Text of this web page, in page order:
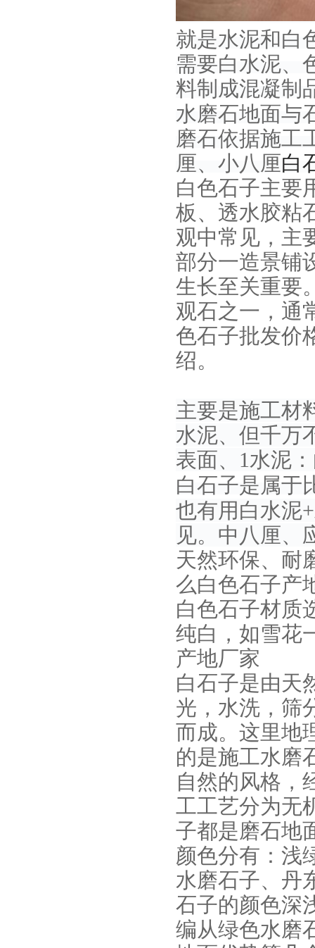
就是水泥和白
需要白水泥、
料制成混凝制
水磨石地面与
磨石依据施工
厘、小八厘白
白色石子主要
板、透水胶粘
观中常见，主
部分一造景铺
生长至关重要
观石之一，通
色石子批发价
绍。
主要是施工材
水泥、但千万
表面、
1水泥
白石子是属于
也有用白水泥
见。中八厘、
天然环保、耐
么白色石子产
白色石子材质
纯白，如雪花
产地厂家
白石子是由天
光，水洗，筛
而成。这里地
的是施工水磨
自然的风格，
工工艺分为无
子都是磨石地
颜色分有：浅
水磨石子、丹
石子的颜色深
编从绿色水磨